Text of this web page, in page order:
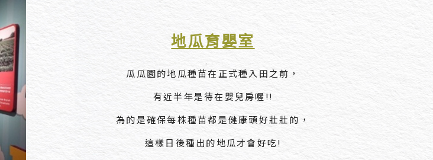
地瓜育嬰室
瓜瓜園的地瓜種苗在正式種入田之前，
有近半年是待在嬰兒房喔!!
為的是確保每株種苗都是健康頭好壯壯的，
這樣日後種出的地瓜才會好吃!